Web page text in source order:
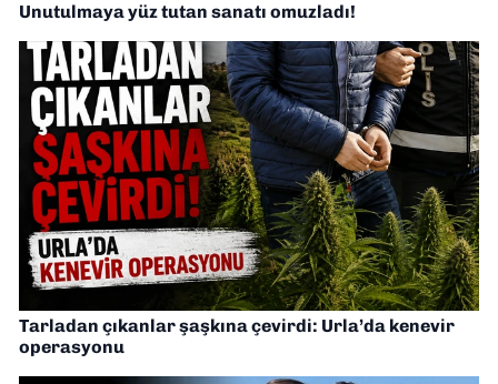
Unutulmaya yüz tutan sanatı omuzladı!
Tarladan çıkanlar şaşkına çevirdi: Urla’da kenevir
operasyonu